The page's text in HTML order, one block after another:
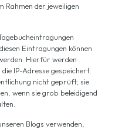
Rahmen der jeweiligen
Eintragungen können
Hierfür werden
IP-Adresse gespeichert.
nicht geprüft; sie
wenn sie grob beleidigend
Blogs verwenden,